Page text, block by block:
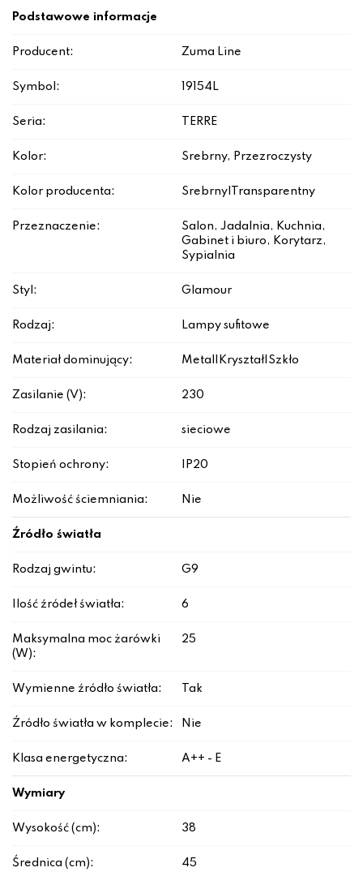
Podstawowe informacje
Producent: Zuma Line
Symbol: 19154L
Seria: TERRE
Kolor: Srebrny, Przezroczysty
Kolor producenta: Srebrny|Transparentny
Przeznaczenie:
Salon, Jadalnia, Kuchnia,
Gabinet i biuro, Korytarz,
Sypialnia
Styl: Glamour
Rodzaj: Lampy sufitowe
Materiał dominujący: Metal|Kryształ|Szkło
Zasilanie (V): 230
Rodzaj zasilania: sieciowe
Stopień ochrony: IP20
Możliwość ściemniania: Nie
Źródło światła
Rodzaj gwintu: G9
Ilość źródeł światła: 6
Maksymalna moc żarówki
(W):
25
Wymienne źródło światła: Tak
Źródło światła w komplecie: Nie
Klasa energetyczna: A++ - E
Wymiary
Wysokość (cm): 38
Średnica (cm): 45